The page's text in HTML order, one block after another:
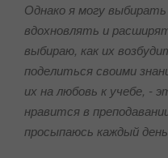
Однако я могу
вдохновлять и
выбираю, как их
поделиться своими
их на любовь к учебе, -
нравится в
просыпаюсь каждый